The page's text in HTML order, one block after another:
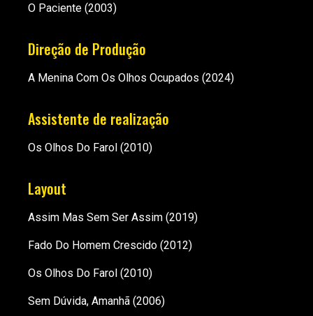
O Paciente (2003)
Direção de Produção
A Menina Com Os Olhos Ocupados (2024)
Assistente de realização
Os Olhos Do Farol (2010)
Layout
Assim Mas Sem Ser Assim (2019)
Fado Do Homem Crescido (2012)
Os Olhos Do Farol (2010)
Sem Dúvida, Amanhã (2006)